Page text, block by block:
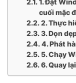
1. Đặt
cuối mặc
2. Thực
3. Dọn
4. Phát
5. Chạy
6. Quay